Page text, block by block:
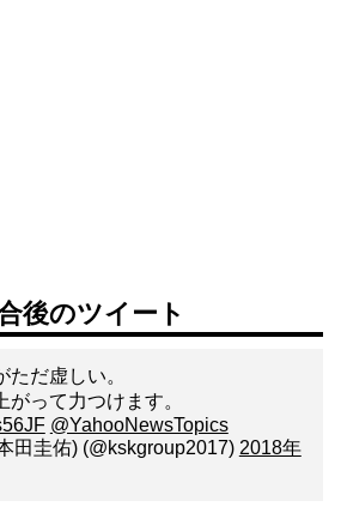
後のツイート
だ虚しい。
がって力つけます。
@YahooNewsTopics
田圭佑) (@kskgroup2017) 2018年